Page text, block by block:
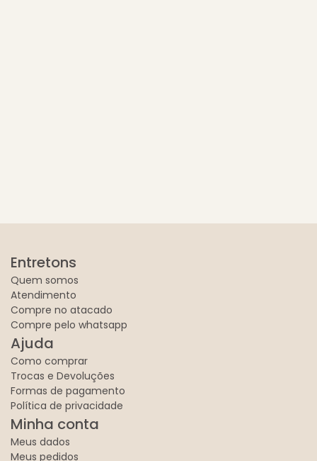
Entretons
Quem somos
Atendimento
Compre no atacado
Compre pelo whatsapp
Ajuda
Como comprar
Trocas e Devoluções
Formas de pagamento
Política de privacidade
Minha conta
Meus dados
Meus pedidos